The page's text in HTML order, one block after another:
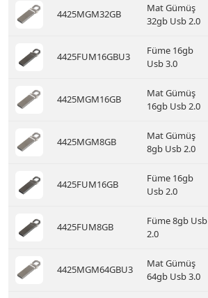
4425MGM32GB
Mat Gümüş
32gb Usb 2.0
4425FUM16GBU3
Füme 16gb
Usb 3.0
4425MGM16GB
Mat Gümüş
16gb Usb 2.0
4425MGM8GB
Mat Gümüş
8gb Usb 2.0
4425FUM16GB
Füme 16gb
Usb 2.0
4425FUM8GB
Füme 8gb Usb
2.0
4425MGM64GBU3
Mat Gümüş
64gb Usb 3.0